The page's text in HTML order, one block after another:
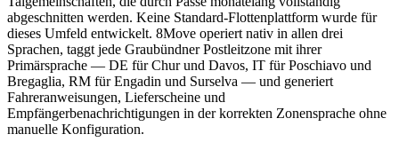
abgeschnitten werden. Keine Standard-Flottenplattform wurde für
dieses Umfeld entwickelt. 8Move operiert nativ in allen drei
Sprachen, taggt jede Graubündner Postleitzone mit ihrer
Primärsprache — DE für Chur und Davos, IT für Poschiavo und
Bregaglia, RM für Engadin und Surselva — und generiert
Fahreranweisungen, Lieferscheine und
Empfängerbenachrichtigungen in der korrekten Zonensprache ohne
manuelle Konfiguration.